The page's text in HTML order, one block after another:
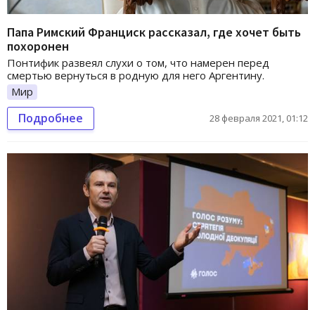
Папа Римский Франциск рассказал, где хочет быть
похоронен
Понтифик развеял слухи о том, что намерен перед
смертью вернуться в родную для него Аргентину.
Мир
Подробнее 28 февраля 2021, 01:12